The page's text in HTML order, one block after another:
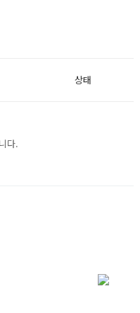
상태
다.